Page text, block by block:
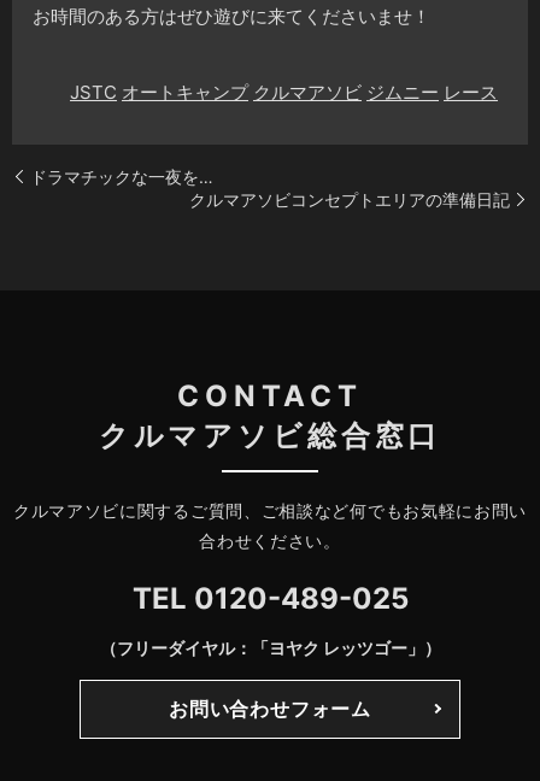
お時間のある方はぜひ遊びに来てくださいませ！
JSTC オートキャンプ クルマアソビ ジムニー レース
ドラマチックな一夜を…
クルマアソビコンセプトエリアの準備日記
CONTACT
クルマアソビ総合窓口
クルマアソビに関するご質問、ご相談など何でもお気軽にお問い
合わせください。
TEL 0120-489-025
（フリーダイヤル：「ヨヤク レッツゴー」）
お問い合わせフォーム